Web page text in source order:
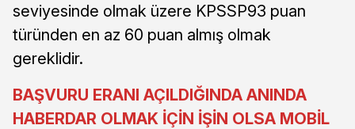
seviyesinde olmak üzere KPSSP93 puan
türünden en az 60 puan almış olmak
gereklidir.
BAŞVURU ERANI AÇILDIĞINDA ANINDA
HABERDAR OLMAK İÇİN İŞİN OLSA MOBİL